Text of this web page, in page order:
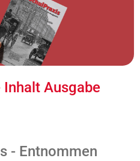
Inhalt Ausgabe
- Entnommen